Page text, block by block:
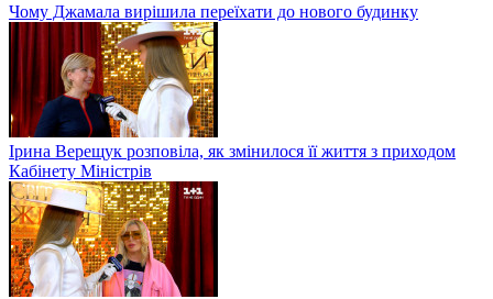
Чому Джамала вирішила переїхати до нового будинку
Ірина Верещук розповіла, як змінилося її життя з приходом
Кабінету Міністрів